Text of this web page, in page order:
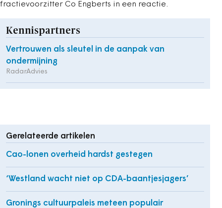
fractievoorzitter Co Engberts in een reactie.
Kennispartners
Vertrouwen als sleutel in de aanpak van
ondermijning
RadarAdvies
Gerelateerde artikelen
Cao-lonen overheid hardst gestegen
‘Westland wacht niet op CDA-baantjesjagers’
Gronings cultuurpaleis meteen populair